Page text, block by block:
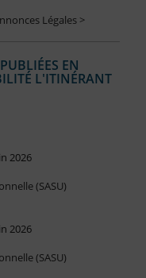
Légales >
EN
L'ITINÉRANT
2026
(SASU)
2026
(SASU)